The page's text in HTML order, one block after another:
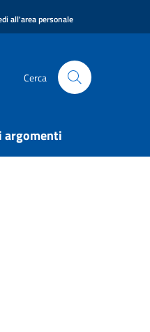
all'area personale
Cerca
argomenti